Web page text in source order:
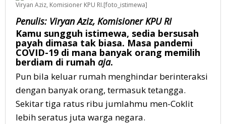
Viryan Aziz, Komisioner KPU RI.[foto_istimewa]
Penulis: Viryan Aziz, Komisioner KPU RI
Kamu sungguh istimewa, sedia bersusah
payah dimasa tak biasa. Masa pandemi
COVID-19 di mana banyak orang memilih
berdiam di rumah aja.
Pun bila keluar rumah menghindar berinteraksi
dengan banyak orang, termasuk tetangga.
Sekitar tiga ratus ribu jumlahmu men-Coklit
lebih seratus juta warga negara.